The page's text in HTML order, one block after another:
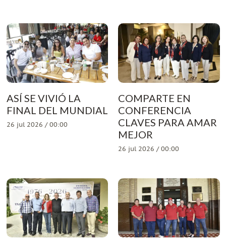
ASÍ SE VIVIÓ LA
FINAL DEL MUNDIAL
26 jul 2026 / 00:00
COMPARTE EN
CONFERENCIA
CLAVES PARA AMAR
MEJOR
26 jul 2026 / 00:00